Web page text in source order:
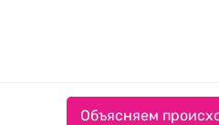
Объясняем